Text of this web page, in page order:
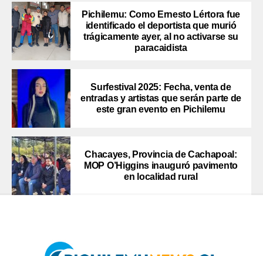
Pichilemu: Como Ernesto Lértora fue
identificado el deportista que murió
trágicamente ayer, al no activarse su
paracaidista
Surfestival 2025: Fecha, venta de
entradas y artistas que serán parte de
este gran evento en Pichilemu
Chacayes, Provincia de Cachapoal:
MOP O’Higgins inauguró pavimento
en localidad rural